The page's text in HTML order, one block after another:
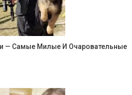
— Самые Милые И Очаровательные